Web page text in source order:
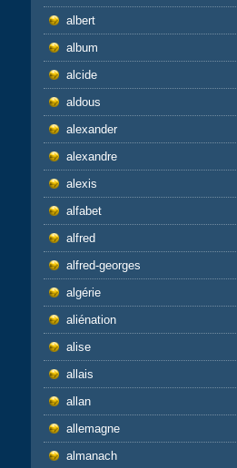
albert
album
alcide
aldous
alexander
alexandre
alexis
alfabet
alfred
alfred-georges
algérie
aliénation
alise
allais
allan
allemagne
almanach